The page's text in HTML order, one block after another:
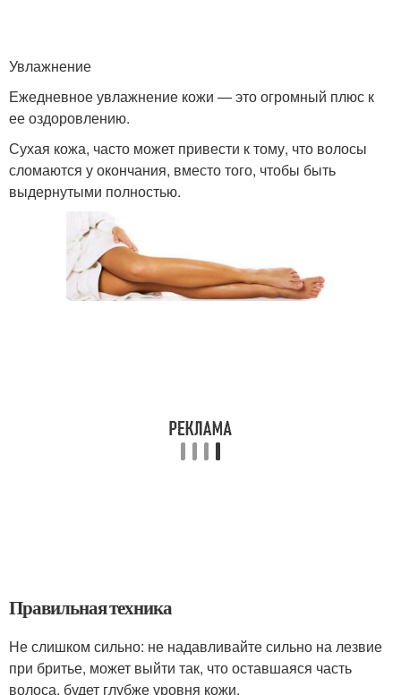
Увлажнение
Ежедневное увлажнение кожи — это огромный плюс к
ее оздоровлению.
Сухая кожа, часто может привести к тому, что волосы
сломаются у окончания, вместо того, чтобы быть
выдернутыми полностью.
Правильная техника
Не слишком сильно: не надавливайте сильно на лезвие
при бритье, может выйти так, что оставшаяся часть
волоса, будет глубже уровня кожи.